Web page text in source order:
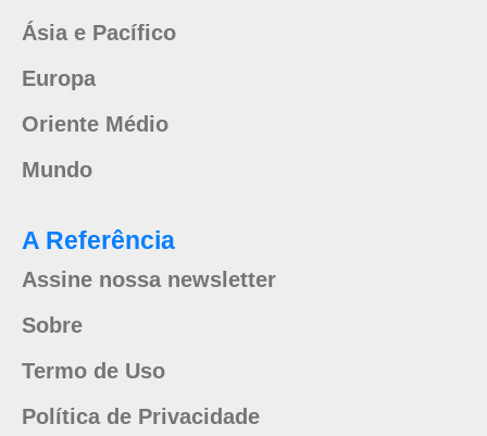
Ásia e Pacífico
Europa
Oriente Médio
Mundo
A Referência
Assine nossa newsletter
Sobre
Termo de Uso
Política de Privacidade